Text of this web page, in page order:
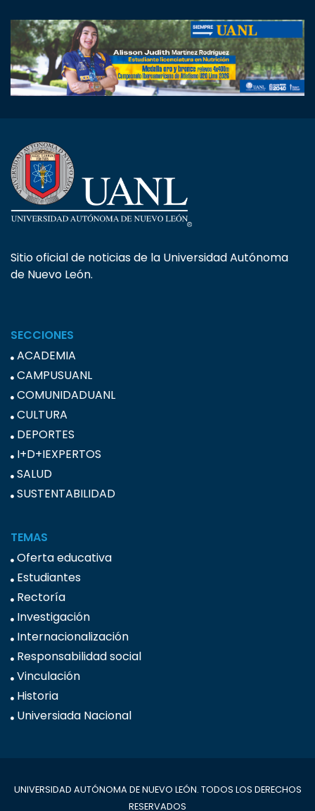
Sitio oficial de noticias de la Universidad Autónoma
de Nuevo León.
SECCIONES
ACADEMIA
CAMPUSUANL
COMUNIDADUANL
CULTURA
DEPORTES
I+D+IEXPERTOS
SALUD
SUSTENTABILIDAD
TEMAS
Oferta educativa
Estudiantes
Rectoría
Investigación
Internacionalización
Responsabilidad social
Vinculación
Historia
Universiada Nacional
UNIVERSIDAD AUTÓNOMA DE NUEVO LEÓN. TODOS LOS DERECHOS
RESERVADOS